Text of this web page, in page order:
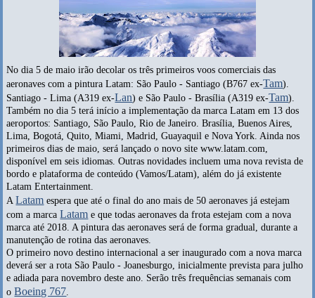
No dia 5 de maio irão decolar os três primeiros voos comerciais das
aeronaves com a pintura Latam: São Paulo - Santiago (B767 ex-Tam).
Santiago - Lima (A319 ex-Lan) e São Paulo - Brasília (A319 ex-Tam).
Também no dia 5 terá início a implementação da marca Latam em 13 dos
aeroportos: Santiago, São Paulo, Rio de Janeiro. Brasília, Buenos Aires,
Lima, Bogotá, Quito, Miami, Madrid, Guayaquil e Nova York. Ainda nos
primeiros dias de maio, será lançado o novo site www.latam.com,
disponível em seis idiomas. Outras novidades incluem uma nova revista de
bordo e plataforma de conteúdo (Vamos/Latam), além do já existente
Latam Entertainment.
ALatam espera que até o final do ano mais de 50 aeronaves já estejam
com a marcaLatam e que todas aeronaves da frota estejam com a nova
marca até 2018. A pintura das aeronaves será de forma gradual, durante a
manutenção de rotina das aeronaves.
O primeiro novo destino internacional a ser inaugurado com a nova marca
deverá ser a rota São Paulo - Joanesburgo, inicialmente prevista para julho
e adiada para novembro deste ano. Serão três frequências semanais com
oBoeing 767